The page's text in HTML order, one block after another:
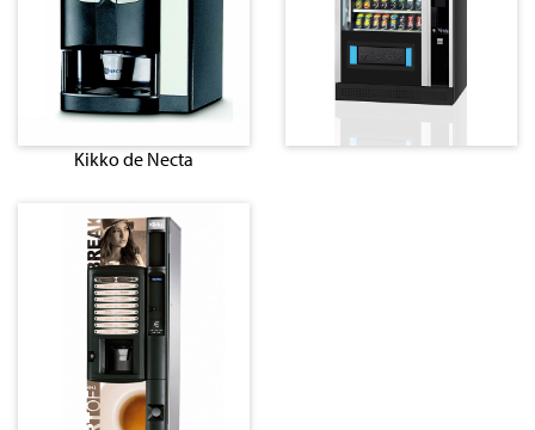
Kikko de Necta